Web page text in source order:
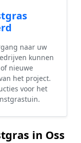
naar uw
kunnen
nieuwe
het project.
voor het
in Oss